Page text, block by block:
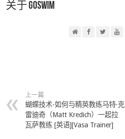
关于 GoSwim
上一篇
蝴蝶技术-如何与精英教练马特·克
雷迪奇（Matt Kredich）一起拉
瓦萨教练 [英语][Vasa Trainer]